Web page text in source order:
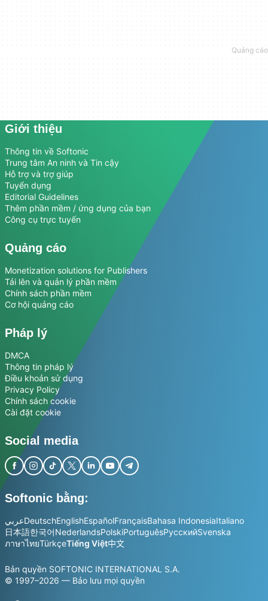
Giới thiệu
Thông tin về Softonic
Trung tâm An ninh và Tin cậy
Hỗ trợ và trợ giúp
Tuyển dụng
Editorial Guidelines
Thêm phần mềm / ứng dụng của bạn
Công cụ trực tuyến
Quảng cáo
Monetization solutions for Publishers
Tải lên và quản lý phần mềm
Chính sách phần mềm
Cơ hội quảng cáo
Pháp lý
DMCA
Thông tin pháp lý
Điều khoản sử dụng
Privacy Policy
Chính sách cookie
Cài đặt cookie
Social media
Softonic bằng:
عربيDeutschEnglishEspañolFrançaisBahasa IndonesiaItaliano
日本語한국어NederlandsPolskiPortuguêsРусскийSvenska
ภาษาไทยTürkçeTiếng Việt中文
Bản quyền SOFTONIC INTERNATIONAL S.A.
© 1997–2026 — Bảo lưu mọi quyền